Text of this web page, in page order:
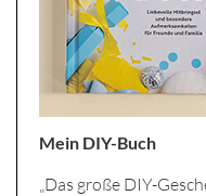
Mein DIY-Buch
„Das große DIY-